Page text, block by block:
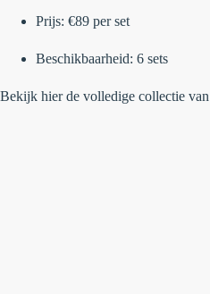
Prijs: €89 per set
Beschikbaarheid: 6 sets
Bekijk hier de volledige collectie van